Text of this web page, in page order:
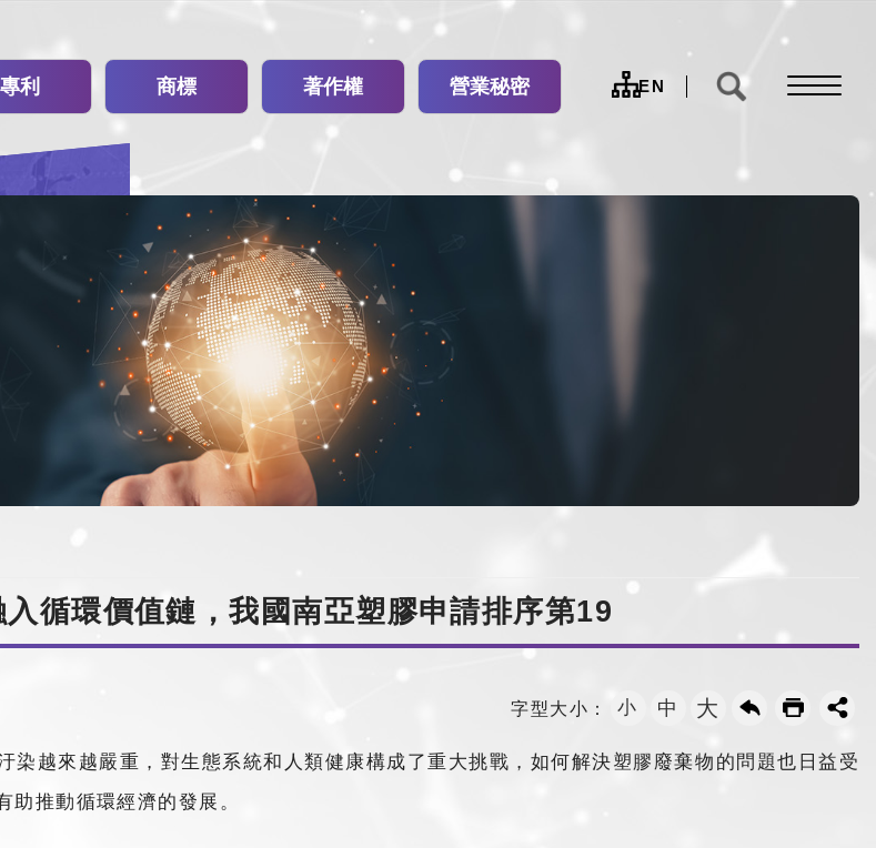
專利 商標 著作權 營業秘密
網
EN
循環價值鏈，我國南亞塑膠申請排序第19
字型大小： 小 中 大
越來越嚴重，對生態系統和人類健康構成了重大挑戰，如何解決塑膠廢棄物的問題也日益受
推動循環經濟的發展。